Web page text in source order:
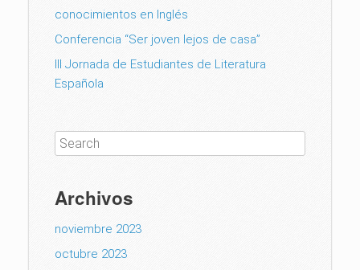
conocimientos en Inglés
Conferencia “Ser joven lejos de casa”
III Jornada de Estudiantes de Literatura
Española
Archivos
noviembre 2023
octubre 2023